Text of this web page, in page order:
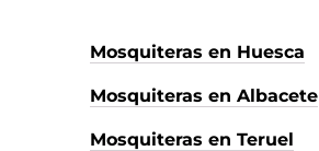
Mosquiteras en Huesca
Mosquiteras en Albacete
Mosquiteras en Teruel